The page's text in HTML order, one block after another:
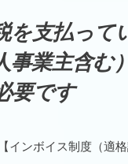
を支払って
事業主含む
要です
インボイス制度（適